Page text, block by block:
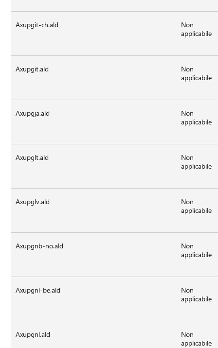
Axupgit-ch.ald
Non
applicabile
Axupgit.ald
Non
applicabile
Axupgja.ald
Non
applicabile
Axupglt.ald
Non
applicabile
Axupglv.ald
Non
applicabile
Axupgnb-no.ald
Non
applicabile
Axupgnl-be.ald
Non
applicabile
Axupgnl.ald
Non
applicabile